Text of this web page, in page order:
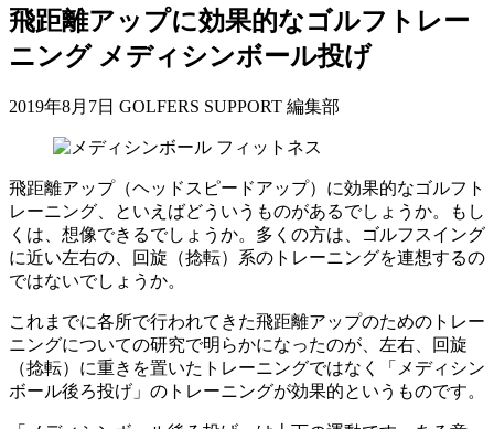
飛距離アップに効果的なゴルフトレー
ニング メディシンボール投げ
2019年8月7日 GOLFERS SUPPORT 編集部
フィットネス
飛距離アップ（ヘッドスピードアップ）に効果的なゴルフト
レーニング、といえばどういうものがあるでしょうか。もし
くは、想像できるでしょうか。多くの方は、ゴルフスイング
に近い左右の、回旋（捻転）系のトレーニングを連想するの
ではないでしょうか。
これまでに各所で行われてきた飛距離アップのためのトレー
ニングについての研究で明らかになったのが、左右、回旋
（捻転）に重きを置いたトレーニングではなく「メディシン
ボール後ろ投げ」のトレーニングが効果的というものです。